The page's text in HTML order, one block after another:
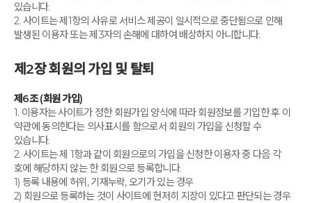
있습니다.
2. 사이트는 제1항의 사유로 서비스 제공이 일시적으로 중단됨으로 인해
발생된 이용자 또는 제3자의 손해에 대하여 배상하지 아니합니다.
제2장 회원의 가입 및 탈퇴
제6조 (회원 가입)
1. 이용자는 사이트가 정한 회원가입 양식에 따라 회원정보를 기입한 후 이
약관에 동의한다는 의사표시를 함으로서 회원의 가입을 신청할 수
있습니다.
2. 사이트는 제 1항과 같이 회원으로의 가입을 신청한 이용자 중 다음 각
호에 해당하지 않는 한 회원으로 등록합니다.
1) 등록 내용에 허위, 기재누락, 오기가 있는 경우
2) 회원으로 등록하는 것이 사이트에 현저히 지장이 있다고 판단되는 경우